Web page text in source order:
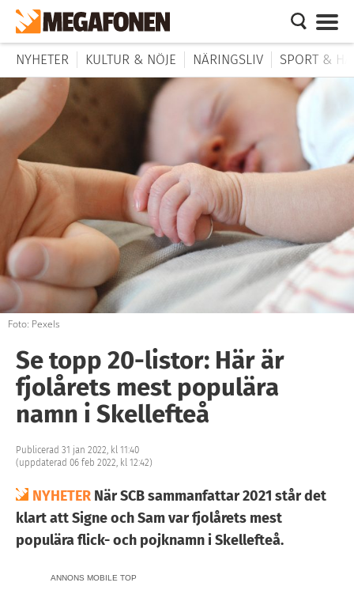
NYHETER KULTUR & NÖJE NÄRINGSLIV SPORT &
Foto: Pexels
Se topp 20-listor: Här är
fjolårets mest populära
namn i Skellefteå
Publicerad 31 jan 2022, kl 11:40
(uppdaterad 06 feb 2022, kl 12:42)
NYHETER När SCB sammanfattar 2021 står det
klart att Signe och Sam var fjolårets mest
populära flick- och pojknamn i Skellefteå.
ANNONS MOBILE TOP